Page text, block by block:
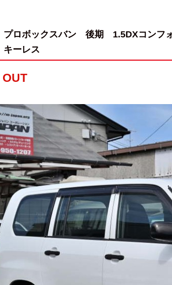
プロボックスバン 後期 1.5DXコンフ
ーレス